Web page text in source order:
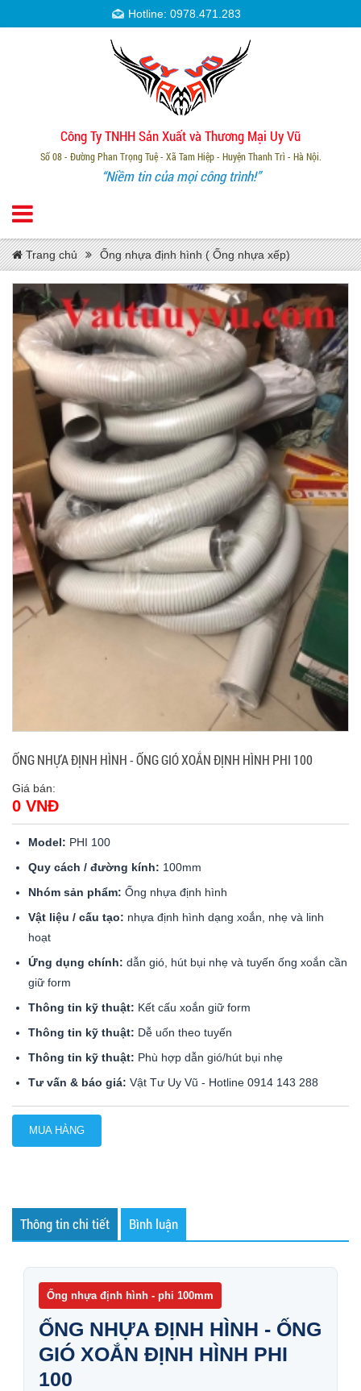
Hotline: 0978.471.283
Công Ty TNHH Sản Xuất và Thương Mại Uy Vũ
Số 08 - Đường Phan Trọng Tuệ - Xã Tam Hiệp - Huyện Thanh Trì - Hà Nội.
“Niềm tin của mọi công trình!”
Trang chủ Ống nhựa định hình ( Ống nhựa xếp)
ỐNG NHỰA ĐỊNH HÌNH - ỐNG GIÓ XOẮN ĐỊNH HÌNH PHI 100
Giá bán:
0 VNĐ
Model: PHI 100
Quy cách / đường kính: 100mm
Nhóm sản phẩm: Ống nhựa định hình
Vật liệu / cấu tạo: nhựa định hình dạng xoắn, nhẹ và linh
hoạt
Ứng dụng chính: dẫn gió, hút bụi nhẹ và tuyến ống xoắn cần
giữ form
Thông tin kỹ thuật: Kết cấu xoắn giữ form
Thông tin kỹ thuật: Dễ uốn theo tuyến
Thông tin kỹ thuật: Phù hợp dẫn gió/hút bụi nhẹ
Tư vấn & báo giá: Vật Tư Uy Vũ - Hotline 0914 143 288
MUA HÀNG
Thông tin chi tiết Bình luận
Ống nhựa định hình - phi 100mm
ỐNG NHỰA ĐỊNH HÌNH - ỐNG
GIÓ XOẮN ĐỊNH HÌNH PHI
100